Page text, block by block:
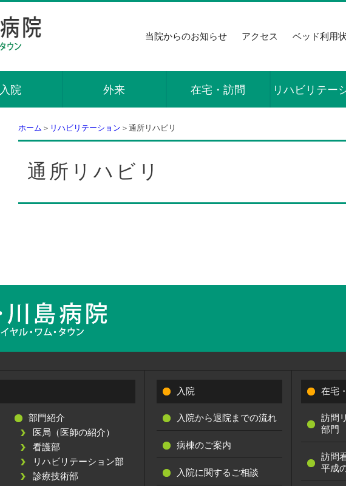
当院からのお知らせ アクセス ベッド利用
入院 外来 在宅・訪問 リハビリテー
ホーム ＞ リハビリテーション ＞通所リハビリ
通所リハビリ
部門紹介
医局（医師の紹介）
看護部
リハビリテーション部
診療技術部
入院
入院から退院までの流れ
病棟のご案内
入院に関するご相談
在宅
訪問
部門
訪問
平成